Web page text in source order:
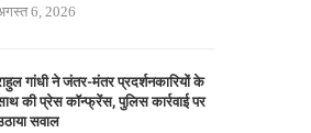
6, 2026
गांधी ने जंतर-मंतर प्रदर्शनकारियों के
की प्रेस कॉन्फ्रेंस, पुलिस कार्रवाई पर
सवाल